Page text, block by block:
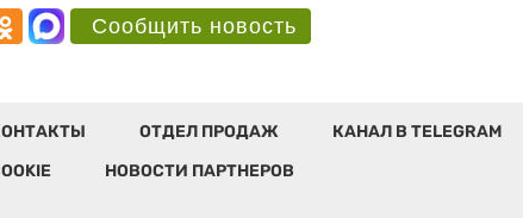
Сообщить новость
ОТДЕЛ ПРОДАЖ КАНАЛ В TELEGRAM
НОВОСТИ ПАРТНЕРОВ